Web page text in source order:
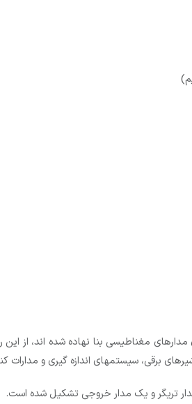
مغناطیسی بنا نهاده شده اند، از
برقی، سیستمهای اندازه گیری و مدارات
تریگر و یک مدار خروجی تشکیل شده است.